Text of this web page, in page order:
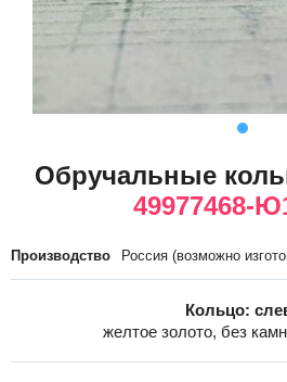
Обручальные
49977468-
Производство Россия (возможно
Кольцо:
желтое золото, без